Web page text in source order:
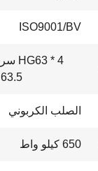
ISO9001/BV
63.5 مم مربع 20 * 20-50 * 50 آلة مطحنة الأنبوب
الصلب الكربوني
650 كيلو واط